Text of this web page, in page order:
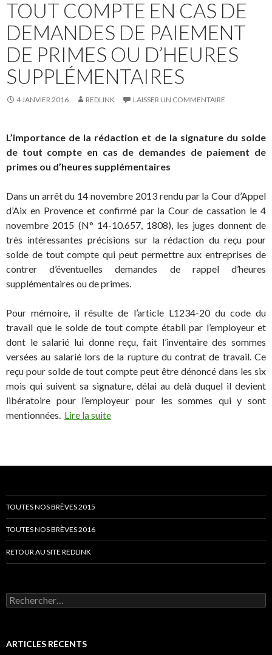
TOUT COMPTE EN CAS DE
DEMANDES DE PAIEMENT
DE PRIMES OU D’HEURES
SUPPLÉMENTAIRES
4 JANVIER 2016 REDLINK LAISSER UN COMMENTAIRE
L’importance de la rédaction et de la signature du solde
de tout compte en cas de demandes de paiement de
primes ou d’heures supplémentaires
Dans un arrêt du 14 novembre 2013 rendu par la Cour d’Appel
d’Aix en Provence et confirmé par la Cour de cassation le 4
novembre 2015 (N° 14-10.657, 1808), les juges donnent de
très intéressantes précisions sur la rédaction du reçu pour
solde de tout compte qui peut permettre aux entreprises de
contrer d’éventuelles demandes de rappel d’heures
supplémentaires ou de primes.
Pour mémoire, il résulte de l’article L1234-20 du code du
travail que le solde de tout compte établi par l’employeur et
dont le salarié lui donne reçu, fait l’inventaire des sommes
versées au salarié lors de la rupture du contrat de travail. Ce
reçu pour solde de tout compte peut être dénoncé dans les six
mois qui suivent sa signature, délai au delà duquel il devient
libératoire pour l’employeur pour les sommes qui y sont
mentionnées. Lire la suite
TOUTES NOS BRÈVES 2015
TOUTES NOS BRÈVES 2016
RETOUR AU SITE REDLINK
Rechercher :
ARTICLES RÉCENTS